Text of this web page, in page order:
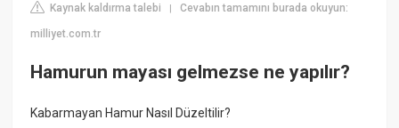
Kaynak kaldırma talebi |Cevabın tamamını burada okuyun:
milliyet.com.tr
Hamurun mayası gelmezse ne yapılır?
Kabarmayan Hamur Nasıl Düzeltilir?